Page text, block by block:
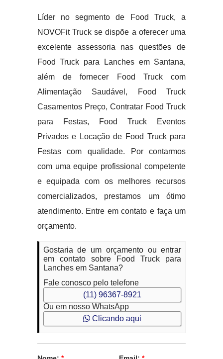
Líder no segmento de Food Truck, a
NOVOFit Truck se dispõe a oferecer uma
excelente assessoria nas questões de
Food Truck para Lanches em Santana,
além de fornecer Food Truck com
Alimentação Saudável, Food Truck
Casamentos Preço, Contratar Food Truck
para Festas, Food Truck Eventos
Privados e Locação de Food Truck para
Festas com qualidade. Por contarmos
com uma equipe profissional competente
e equipada com os melhores recursos
comercializados, prestamos um ótimo
atendimento. Entre em contato e faça um
orçamento.
Gostaria de um orçamento ou entrar
em contato sobre Food Truck para
Lanches em Santana?
Fale conosco pelo telefone
(11) 96367-8921
Ou em nosso WhatsApp
Clicando aqui